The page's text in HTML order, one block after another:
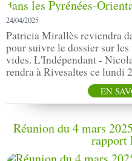
24/04/2025
Patricia Mirallès reviendra
pour suivre le dossier sur
vides. L'Indépendant -
rendra à Rivesaltes ce lundi
EN
Réunion du 4 mars
rapport